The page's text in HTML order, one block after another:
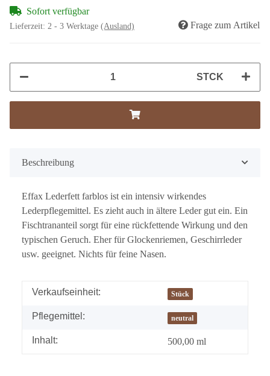
Sofort verfügbar
Lieferzeit: 2 - 3 Werktage (Ausland) Frage zum Artikel
STCK
Beschreibung
Effax Lederfett farblos ist ein intensiv wirkendes
Lederpflegemittel. Es zieht auch in ältere Leder gut ein. Ein
Fischtrananteil sorgt für eine rückfettende Wirkung und den
typischen Geruch. Eher für Glockenriemen, Geschirrleder
usw. geeignet. Nichts für feine Nasen.
Verkaufseinheit: Stück
Pflegemittel: neutral
Inhalt: 500,00 ml